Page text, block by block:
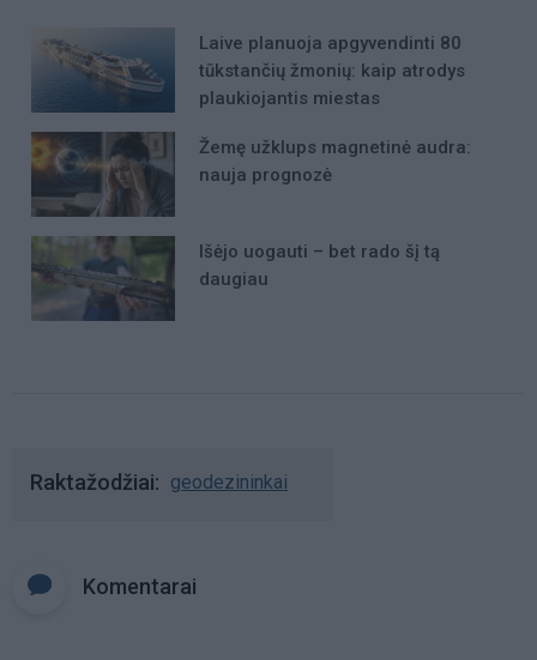
Laive planuoja apgyvendinti 80
tūkstančių žmonių: kaip atrodys
plaukiojantis miestas
Žemę užklups magnetinė audra:
nauja prognozė
Išėjo uogauti – bet rado šį tą
daugiau
Raktažodžiai geodezininkai
Komentarai